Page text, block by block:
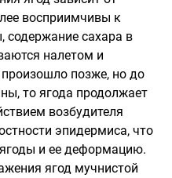
восприимчивы к
сахара в
налетом и
позже, но до
то ягода продолжает
возбудителя
эпидермиса, что
и ее деформацию.
ягод мучнистой